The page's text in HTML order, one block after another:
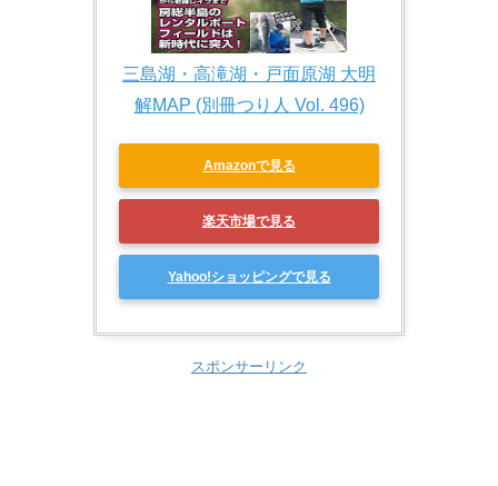
三島湖・高滝湖・戸面原湖 大明
解MAP (別冊つり人 Vol. 496)
Amazonで見る
楽天市場で見る
Yahoo!ショッピングで見る
スポンサーリンク